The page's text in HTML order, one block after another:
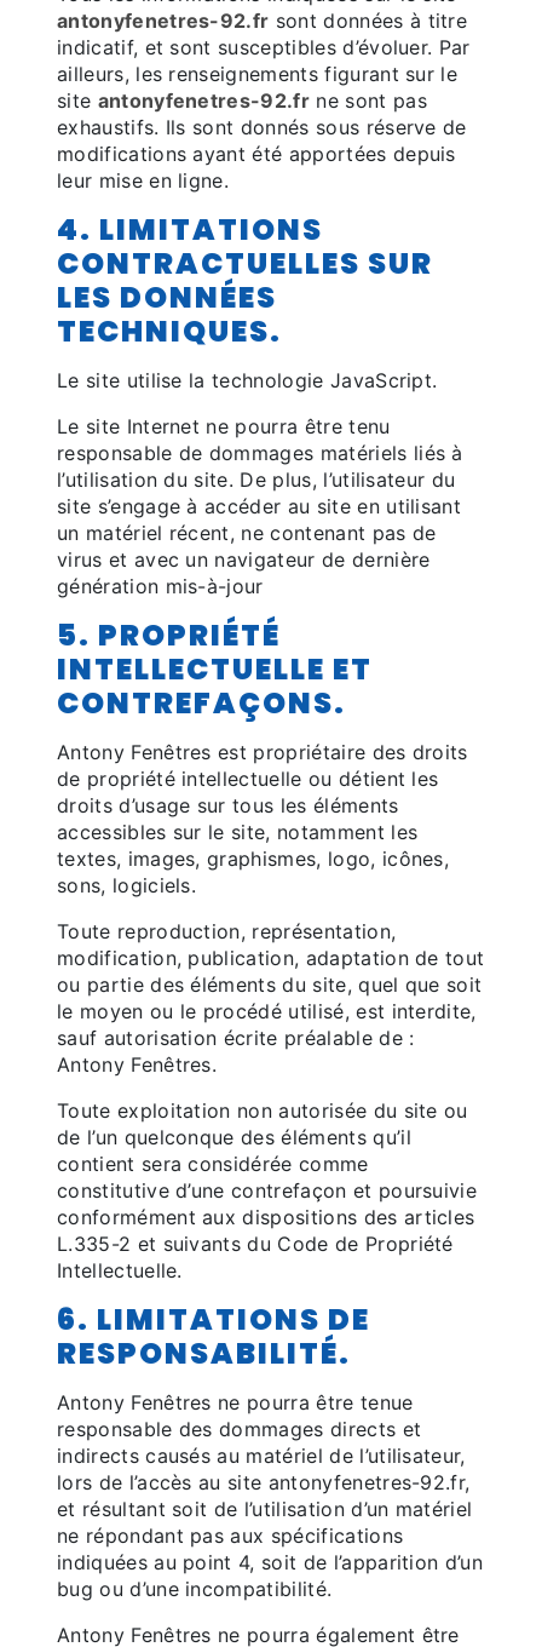
antonyfenetres-92.fr sont données à titre
indicatif, et sont susceptibles d’évoluer. Par
ailleurs, les renseignements figurant sur le
site antonyfenetres-92.fr ne sont pas
exhaustifs. Ils sont donnés sous réserve de
modifications ayant été apportées depuis
leur mise en ligne.
4. LIMITATIONS
CONTRACTUELLES SUR
LES DONNÉES
TECHNIQUES.
Le site utilise la technologie JavaScript.
Le site Internet ne pourra être tenu
responsable de dommages matériels liés à
l’utilisation du site. De plus, l’utilisateur du
site s’engage à accéder au site en utilisant
un matériel récent, ne contenant pas de
virus et avec un navigateur de dernière
génération mis-à-jour
5. PROPRIÉTÉ
INTELLECTUELLE ET
CONTREFAÇONS.
Antony Fenêtres est propriétaire des droits
de propriété intellectuelle ou détient les
droits d’usage sur tous les éléments
accessibles sur le site, notamment les
textes, images, graphismes, logo, icônes,
sons, logiciels.
Toute reproduction, représentation,
modification, publication, adaptation de tout
ou partie des éléments du site, quel que soit
le moyen ou le procédé utilisé, est interdite,
sauf autorisation écrite préalable de :
Antony Fenêtres.
Toute exploitation non autorisée du site ou
de l’un quelconque des éléments qu’il
contient sera considérée comme
constitutive d’une contrefaçon et poursuivie
conformément aux dispositions des articles
L.335-2 et suivants du Code de Propriété
Intellectuelle.
6. LIMITATIONS DE
RESPONSABILITÉ.
Antony Fenêtres ne pourra être tenue
responsable des dommages directs et
indirects causés au matériel de l’utilisateur,
lors de l’accès au site antonyfenetres-92.fr,
et résultant soit de l’utilisation d’un matériel
ne répondant pas aux spécifications
indiquées au point 4, soit de l’apparition d’un
bug ou d’une incompatibilité.
Antony Fenêtres ne pourra également être